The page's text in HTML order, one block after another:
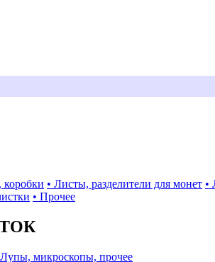
• Листы, разделители для монет •
• Прочее
Лупы, микроскопы, прочее